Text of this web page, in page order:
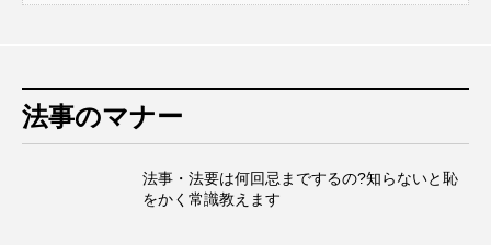
法事のマナー
法事・法要は何回忌までするの?知らないと恥
をかく常識教えます